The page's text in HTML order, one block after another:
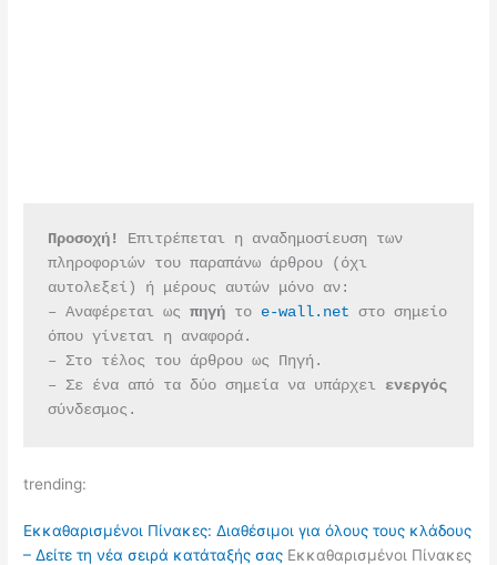
Προσοχή!
Επιτρέπεται η αναδημοσίευση των
πληροφοριών του παραπάνω άρθρου (όχι
αυτολεξεί) ή μέρους αυτών μόνο αν:
– Αναφέρεται ως πηγή το e-wall.net στο σημείο
όπου γίνεται η αναφορά.
– Στο τέλος του άρθρου ως Πηγή.
– Σε ένα από τα δύο σημεία να υπάρχει
ενεργός
σύνδεσμος.
trending:
Εκκαθαρισμένοι Πίνακες: Διαθέσιμοι για όλους τους κλάδους
– Δείτε τη νέα σειρά κατάταξής σας Εκκαθαρισμένοι Πίνακες